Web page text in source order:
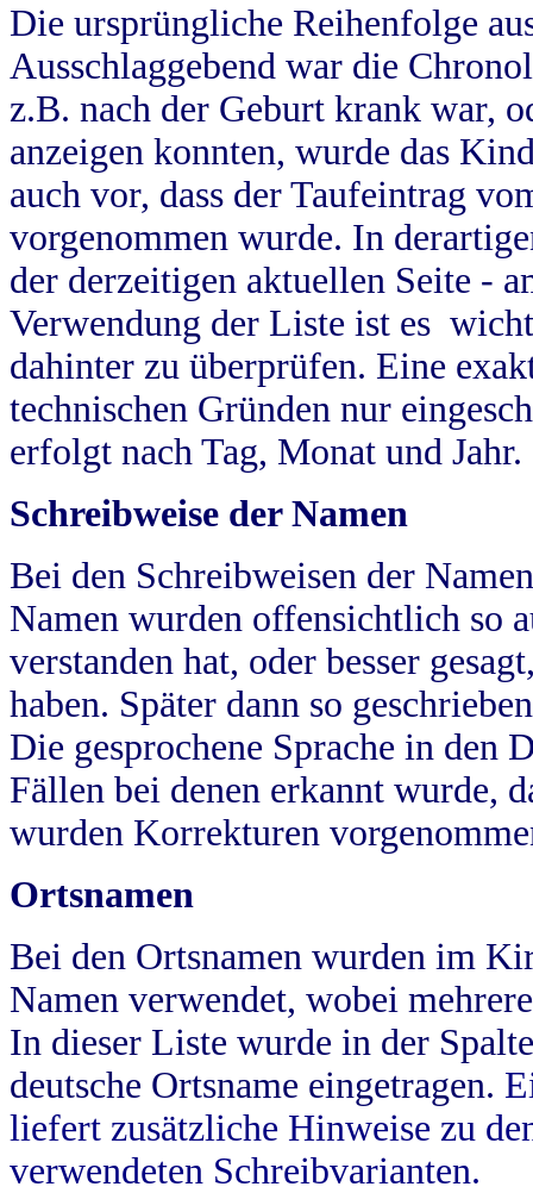
Die ursprüngliche Reihenfolge
Ausschlaggebend war die
z.B. nach der Geburt krank war,
anzeigen konnten, wurde das
auch vor, dass der Taufeintrag
vorgenommen wurde. In
der derzeitigen aktuellen Seite -
Verwendung der Liste ist es
dahinter zu überprüfen. Eine
technischen Gründen nur
erfolgt nach Tag, Monat und Jahr.
Schreibweise der Namen
Bei den Schreibweisen der
Namen wurden offensichtlich so
verstanden hat, oder besser
haben. Später dann so
Die gesprochene Sprache in
Fällen bei denen erkannt wurde,
wurden Korrekturen
Ortsnamen
Bei den Ortsnamen wurden im
Namen verwendet, wobei
In dieser Liste wurde in der
deutsche Ortsname eingetragen.
liefert zusätzliche Hinweise zu
verwendeten Schreibvarianten.